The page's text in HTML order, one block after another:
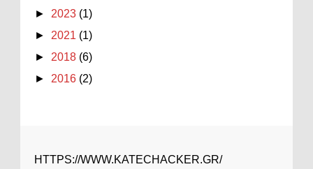
► 2023 (1)
► 2021 (1)
► 2018 (6)
► 2016 (2)
HTTPS://WWW.KATECHACKER.GR/